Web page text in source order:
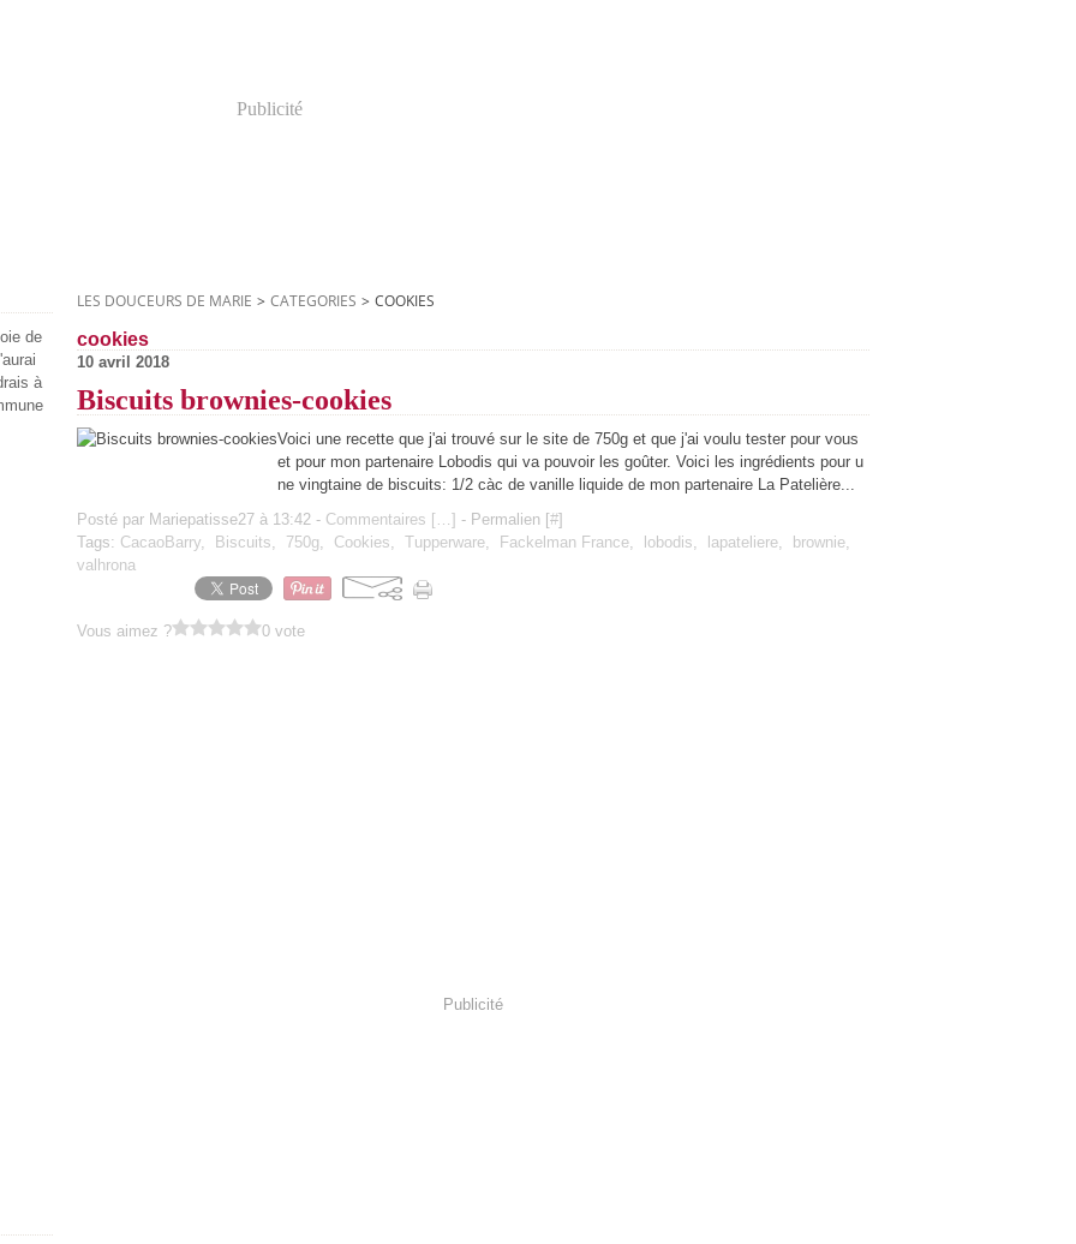
Publicité
de
à
LES DOUCEURS DE MARIE > CATEGORIES > COOKIES
cookies
10 avril 2018
Biscuits brownies-cookies
Voici une recette que j'ai trouvé sur le site de 750g et que j'ai voulu tester pour vous
et pour mon partenaire Lobodis qui va pouvoir les goûter. Voici les ingrédients pour u
ne vingtaine de biscuits: 1/2 càc de vanille liquide de mon partenaire La Patelière...
Posté par Mariepatisse27 à 13:42 - Commentaires [ …] - Permalien [#]
Tags: CacaoBarry, Biscuits, 750g, Cookies, Tupperware, Fackelman France, lobodis, lapateliere, brownie,
valhrona
Vous aimez ? 0 vote
Publicité